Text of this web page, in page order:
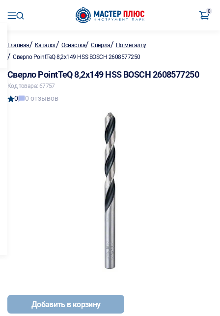
0
Главная/ Каталог/Оснастка/Сверла/ По металлу
/ Сверло PointTeQ 8,2х149 HSS BOSCH 2608577250
Сверло PointTeQ 8,2х149 HSS BOSCH 2608577250
Код товара: 67757
0 0 отзывов
Добавить в корзину